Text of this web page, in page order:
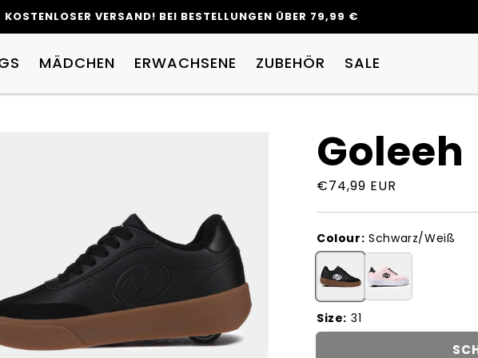
MÄDCHEN ERWACHSENE ZUBEHÖR SALE
Medien
2
in
Goleeh
Normaler Preis
€74,99 EUR
Colour: Schwarz/Weiß
Size: 31